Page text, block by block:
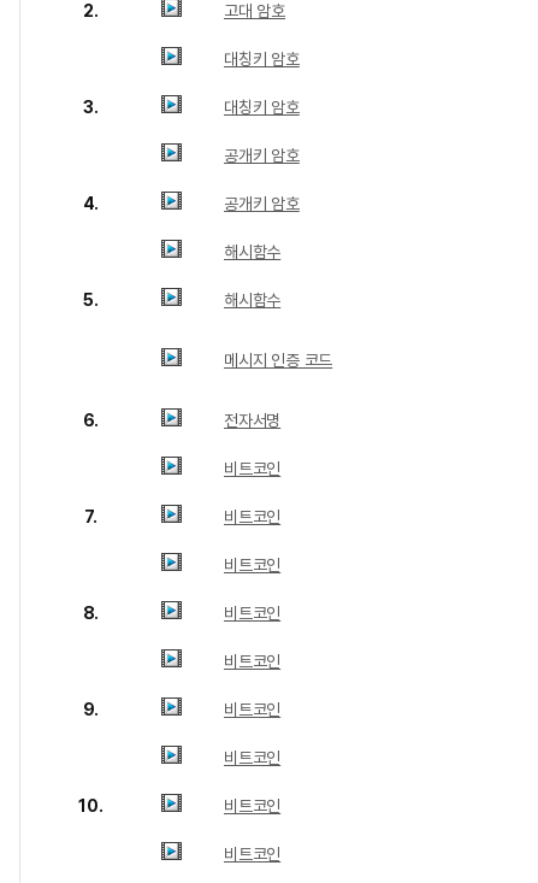
2. 고대 암호
대칭키 암호
3. 대칭키 암호
공개키 암호
4. 공개키 암호
해시함수
5. 해시함수
메시지 인증 코드
6. 전자서명
비트코인
7. 비트코인
비트코인
8. 비트코인
비트코인
9. 비트코인
비트코인
10. 비트코인
비트코인